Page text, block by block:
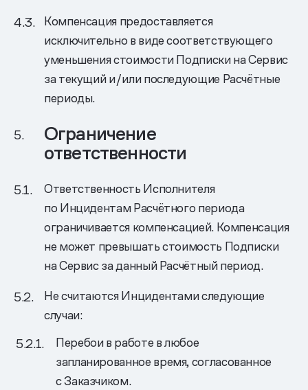
Компенсация предоставляется
исключительно в виде соответствующего
уменьшения стоимости Подписки на Сервис
за текущий и/или последующие Расчётные
периоды.
Ограничение
ответственности
Ответственность Исполнителя
по Инцидентам Расчётного периода
ограничивается компенсацией. Компенсация
не может превышать стоимость Подписки
на Сервис за данный Расчётный период.
Не считаются Инцидентами следующие
случаи:
Перебои в работе в любое
запланированное время, согласованное
с Заказчиком.